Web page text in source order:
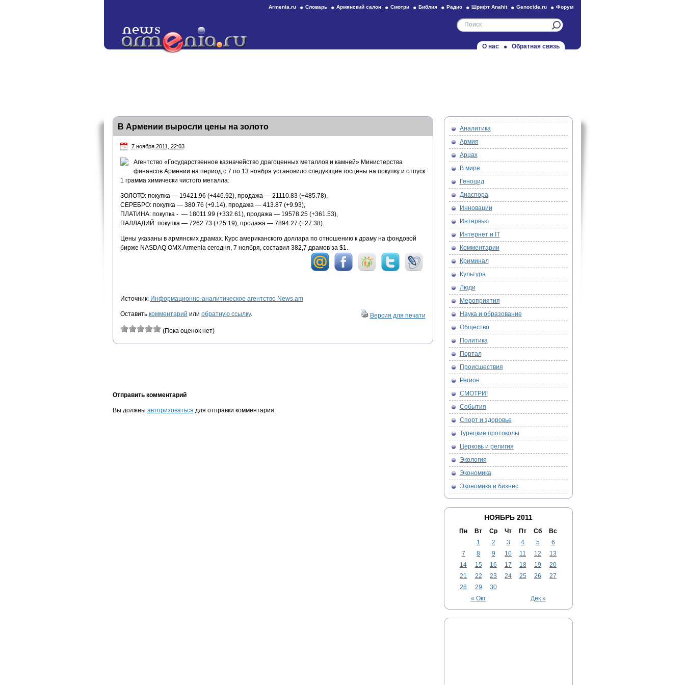
Armenia.ru Словарь Армянский салон Смотри Библия Радио Шрифт Anahit Genocide.ru Форум
О нас Обратная связь
В Армении выросли цены на золото
7 ноября 2011, 22:03
Агентство «Государственное казначейство драгоценных металлов и камней» Министерства
финансов Армении на период с 7 по 13 ноября установило следующие госцены на покупку и отпуск
1 грамма химически чистого металла:
ЗОЛОТО: покупка — 19421.96 (+446.92), продажа — 21110.83 (+485.78),
СЕРЕБРО: покупка — 380.76 (+9.14), продажа — 413.87 (+9.93),
ПЛАТИНА: покупка - — 18011.99 (+332.61), продажа — 19578.25 (+361.53),
ПАЛЛАДИЙ: покупка — 7262.73 (+25.19), продажа — 7894.27 (+27.38).
Цены указаны в армянских драмах. Курс американского доллара по отношению к драму на фондовой
бирже NASDAQ OMX Armenia сегодня, 7 ноября, составил 382,7 драмов за $1.
Источник: Информационно-аналитическое агентство News.am
Оставить комментарий или обратную ссылку. Версия для печати
(Пока оценок нет)
Отправить комментарий
Вы должны авторизоваться для отправки комментария.
Аналитика
Армия
Арцах
В мире
Геноцид
Диаспора
Инновации
Интервью
Интернет и IT
Комментарии
Криминал
Культура
Люди
Мероприятия
Наука и образование
Общество
Политика
Портал
Происшествия
Регион
СМОТРИ!
События
Спорт и здоровье
Турецкие протоколы
Церковь и религия
Экология
Экономика
Экономика и бизнес
НОЯБРЬ 2011
Пн Вт Ср Чт Пт Сб Вс
« Окт Дек »
1 2 3 4 5
6
7
8 9 10 11 12
13
14
15 16 17 18 19
20
21
22 23 24 25 26
27
28
29 30